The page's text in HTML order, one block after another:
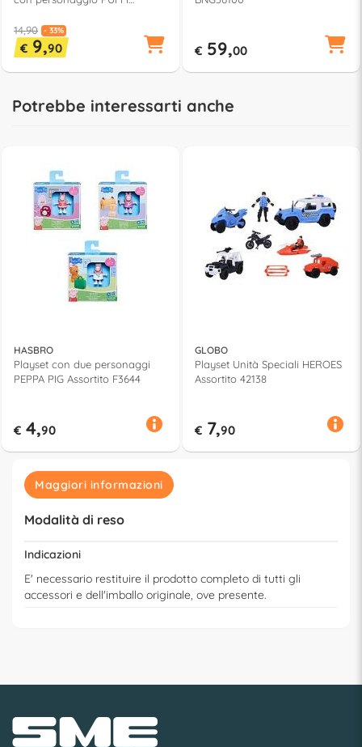
14,90 - 33%
€ 9,90 € 59,00
Potrebbe interessarti anche
HASBRO
Playset con due personaggi
PEPPA PIG Assortito F3644
€ 4,90
GLOBO
Playset Unità Speciali HEROES
Assortito 42138
€ 7,90
Maggiori informazioni
Modalità di reso
Indicazioni
E' necessario restituire il prodotto completo di tutti gli
accessori e dell'imballo originale, ove presente.